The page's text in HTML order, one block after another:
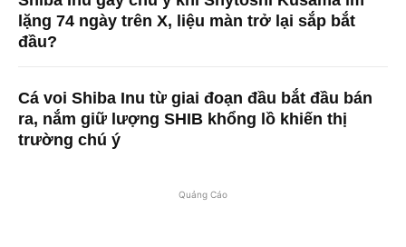
lặng 74 ngày trên X, liệu màn trở lại sắp bắt
đầu?
Cá voi Shiba Inu từ giai đoạn đầu bắt đầu bán
ra, nắm giữ lượng SHIB khổng lồ khiến thị
trường chú ý
Quảng Cáo